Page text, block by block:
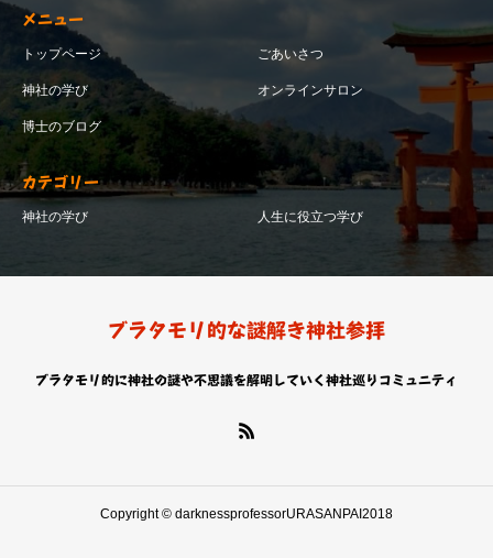
メニュー
トップページ ごあいさつ
神社の学び オンラインサロン
博士のブログ
カテゴリー
神社の学び 人生に役立つ学び
ブラタモリ的な謎解き神社参拝
ブラタモリ的に神社の謎や不思議を解明していく神社巡りコミュニティ
Copyright © darknessprofessorURASANPAI2018